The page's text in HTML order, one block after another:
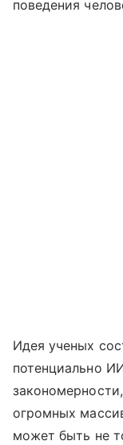
поведения
Идея ученых
потенциально
огромных
может быть не